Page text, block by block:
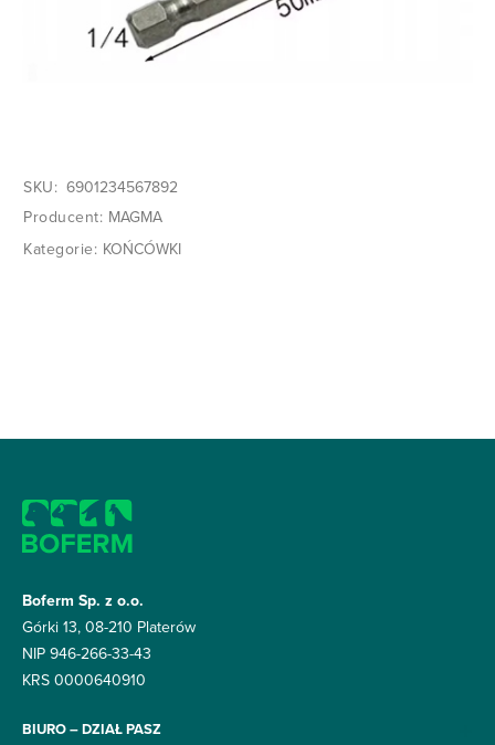
SKU: 6901234567892
Producent: MAGMA
Kategorie: KOŃCÓWKI
Boferm Sp. z o.o.
Górki 13, 08-210 Platerów
NIP 946-266-33-43
KRS 0000640910
BIURO – DZIAŁ PASZ